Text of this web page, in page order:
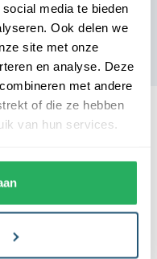
media te bieden
Ook delen we
site met onze
en analyse. Deze
met andere
of die ze hebben
van hun services.
hoogte van het